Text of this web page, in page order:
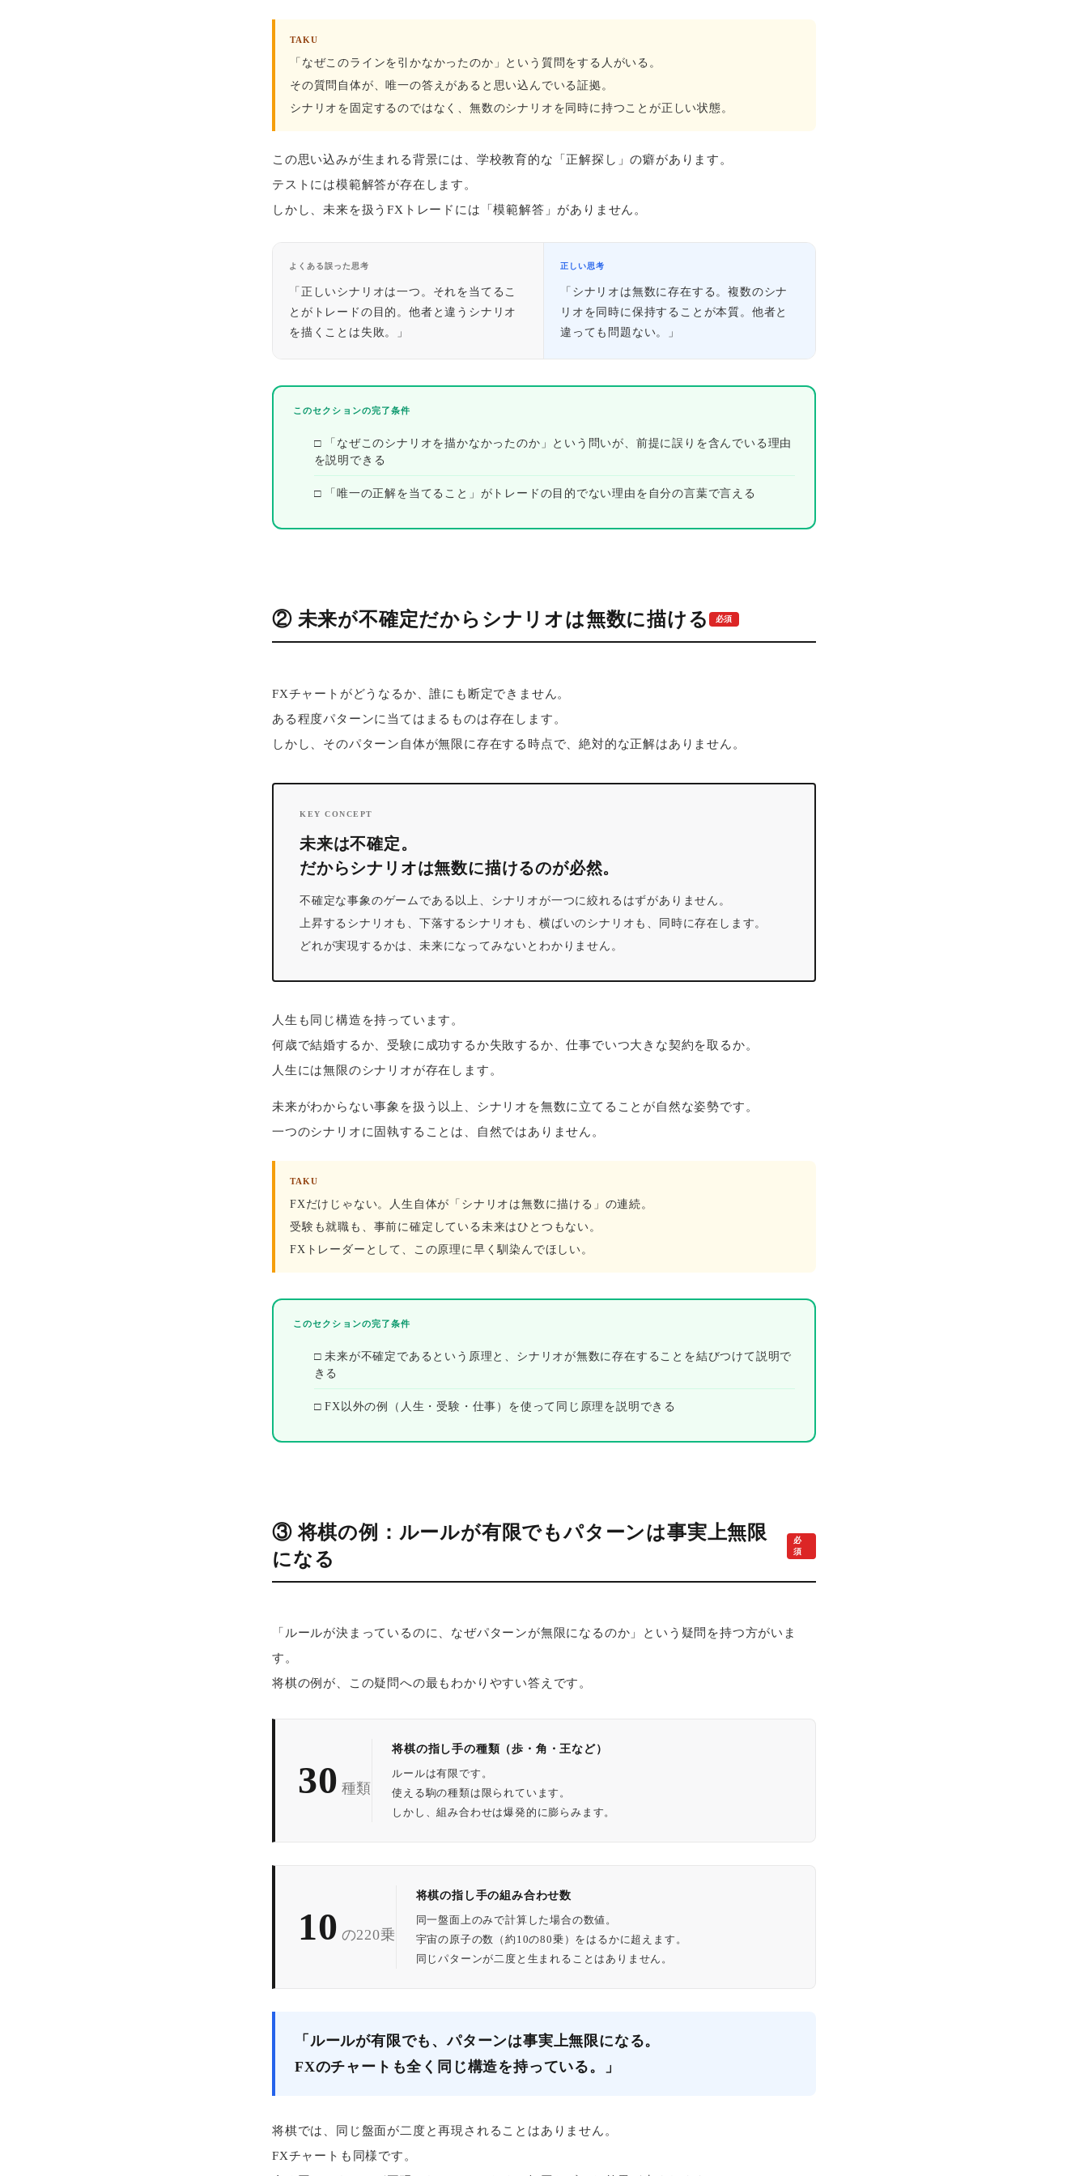
TAKU
「なぜこのラインを引かなかったのか」という質問をする人がいる。
その質問自体が、唯一の答えがあると思い込んでいる証拠。
シナリオを固定するのではなく、無数のシナリオを同時に持つことが正しい状態。
この思い込みが生まれる背景には、学校教育的な「正解探し」の癖があります。
テストには模範解答が存在します。
しかし、未来を扱うFXトレードには「模範解答」がありません。
よくある誤った思考
「正しいシナリオは一つ。それを当てるこ
とがトレードの目的。他者と違うシナリオ
を描くことは失敗。」
正しい思考
「シナリオは無数に存在する。複数のシナ
リオを同時に保持することが本質。他者と
違っても問題ない。」
このセクションの完了条件
□ 「なぜこのシナリオを描かなかったのか」という問いが、前提に誤りを含んでいる理由
を説明できる
□ 「唯一の正解を当てること」がトレードの目的でない理由を自分の言葉で言える
② 未来が不確定だからシナリオは無数に描ける 必須
FXチャートがどうなるか、誰にも断定できません。
ある程度パターンに当てはまるものは存在します。
しかし、そのパターン自体が無限に存在する時点で、絶対的な正解はありません。
KEY CONCEPT
未来は不確定。
だからシナリオは無数に描けるのが必然。
不確定な事象のゲームである以上、シナリオが一つに絞れるはずがありません。
上昇するシナリオも、下落するシナリオも、横ばいのシナリオも、同時に存在します。
どれが実現するかは、未来になってみないとわかりません。
人生も同じ構造を持っています。
何歳で結婚するか、受験に成功するか失敗するか、仕事でいつ大きな契約を取るか。
人生には無限のシナリオが存在します。
未来がわからない事象を扱う以上、シナリオを無数に立てることが自然な姿勢です。
一つのシナリオに固執することは、自然ではありません。
TAKU
FXだけじゃない。人生自体が「シナリオは無数に描ける」の連続。
受験も就職も、事前に確定している未来はひとつもない。
FXトレーダーとして、この原理に早く馴染んでほしい。
このセクションの完了条件
□ 未来が不確定であるという原理と、シナリオが無数に存在することを結びつけて説明で
きる
□ FX以外の例（人生・受験・仕事）を使って同じ原理を説明できる
③ 将棋の例：ルールが有限でもパターンは事実上無限
になる
必
須
「ルールが決まっているのに、なぜパターンが無限になるのか」という疑問を持つ方がいま
す。
将棋の例が、この疑問への最もわかりやすい答えです。
30 種類
将棋の指し手の種類（歩・角・王など）
ルールは有限です。
使える駒の種類は限られています。
しかし、組み合わせは爆発的に膨らみます。
10 の220乗
将棋の指し手の組み合わせ数
同一盤面上のみで計算した場合の数値。
宇宙の原子の数（約10の80乗）をはるかに超えます。
同じパターンが二度と生まれることはありません。
「ルールが有限でも、パターンは事実上無限になる。
FXのチャートも全く同じ構造を持っている。」
将棋では、同じ盤面が二度と再現されることはありません。
FXチャートも同様です。